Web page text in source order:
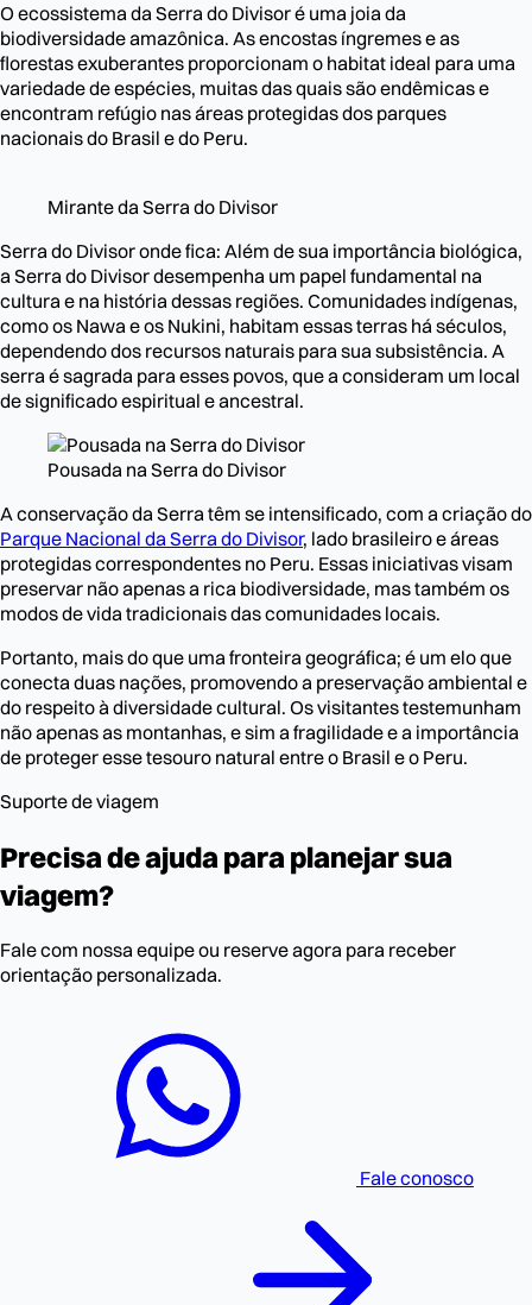
O ecossistema da Serra do Divisor é uma joia da
biodiversidade amazônica. As encostas íngremes e as
florestas exuberantes proporcionam o habitat ideal para uma
variedade de espécies, muitas das quais são endêmicas e
encontram refúgio nas áreas protegidas dos parques
nacionais do Brasil e do Peru.
Mirante da Serra do Divisor
Serra do Divisor onde fica: Além de sua importância biológica,
a Serra do Divisor desempenha um papel fundamental na
cultura e na história dessas regiões. Comunidades indígenas,
como os Nawa e os Nukini, habitam essas terras há séculos,
dependendo dos recursos naturais para sua subsistência. A
serra é sagrada para esses povos, que a consideram um local
de significado espiritual e ancestral.
Pousada na Serra do Divisor
A conservação da Serra têm se intensificado, com a criação do
Parque Nacional da Serra do Divisor, lado brasileiro e áreas
protegidas correspondentes no Peru. Essas iniciativas visam
preservar não apenas a rica biodiversidade, mas também os
modos de vida tradicionais das comunidades locais.
Portanto, mais do que uma fronteira geográfica; é um elo que
conecta duas nações, promovendo a preservação ambiental e
do respeito à diversidade cultural. Os visitantes testemunham
não apenas as montanhas, e sim a fragilidade e a importância
de proteger esse tesouro natural entre o Brasil e o Peru.
Suporte de viagem
Precisa de ajuda para planejar sua
viagem?
Fale com nossa equipe ou reserve agora para receber
orientação personalizada.
Fale conosco